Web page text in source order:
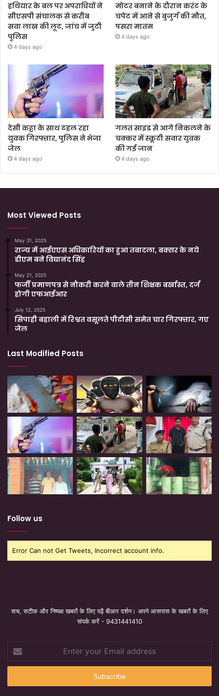
हथियार के बल पर अपराधियों ने
सीएसपी संचालक से करीब
सवा लाख की लूट, जांच में जुटी
पुलिस
4 days ago
मोटर बनाने के दौरान करंट के
चपेट में आने से बुजुर्ग की मौत,
पसरा मातम
4 days ago
देसी कट्टा के साथ टहल रहा
युवक गिरफ्तार, पुलिस ने भेजा
जेल
4 days ago
गलत साइड से आगे निकलने के
चक्कर में स्कूटी सवार युवक
की गई जान
4 days ago
Most Viewed Posts
May 31, 2025
राज्य में आईएएस अधिकारियों का हुआ तबादला, बक्सर के नये
डीएम बने विद्यानंद सिंह
May 21, 2025
फर्जी प्रमाणपत्र से नौकरी करने वाले तीन शिक्षक बर्खास्त, दर्ज
होगी एफआईआर
July 12, 2025
सिपाही बहाली में रिश्वत वसूलते पीटीसी समेत चार गिरफ्तार, गए
जेल
Last Modified Posts
Follow us
Error Can not Get Tweets, Incorrect account info.
सच, सटीक और निष्पक्ष खबरों के लिए पढ़ें बीआर दर्शन। अपने आसपास के खबरों के लिए
संपर्क करें - 9431441410
your
Email